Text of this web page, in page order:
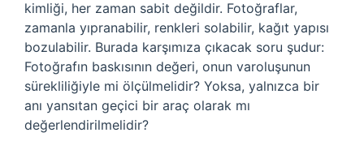
kimliği, her zaman sabit değildir. Fotoğraflar,
zamanla yıpranabilir, renkleri solabilir, kağıt yapısı
bozulabilir. Burada karşımıza çıkacak soru şudur:
Fotoğrafın baskısının değeri, onun varoluşunun
sürekliliğiyle mi ölçülmelidir? Yoksa, yalnızca bir
anı yansıtan geçici bir araç olarak mı
değerlendirilmelidir?